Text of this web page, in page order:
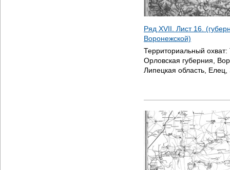
Ряд XVII. Лист 16.
Воронежской)
Территориальный охват:
Орловская губерния,
Липецкая область, Елец,